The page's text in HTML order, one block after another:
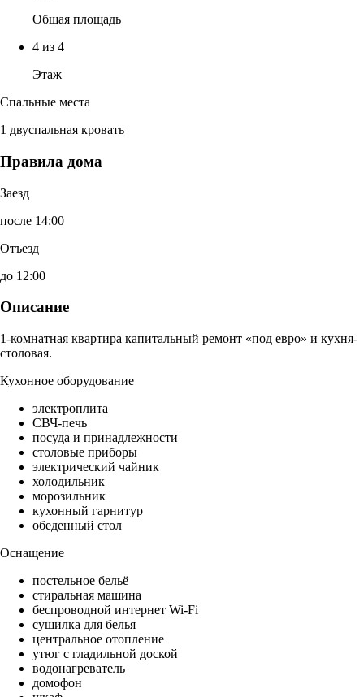
Общая площадь
4 из 4
Этаж
Спальные места
1 двуспальная кровать
Правила дома
Заезд
после 14:00
Отъезд
до 12:00
Описание
1-комнатная квартира капитальный ремонт «под евро» и кухня-
столовая.
Кухонное оборудование
электроплита
СВЧ-печь
посуда и принадлежности
столовые приборы
электрический чайник
холодильник
морозильник
кухонный гарнитур
обеденный стол
Оснащение
постельное бельё
стиральная машина
беспроводной интернет Wi-Fi
сушилка для белья
центральное отопление
утюг с гладильной доской
водонагреватель
домофон